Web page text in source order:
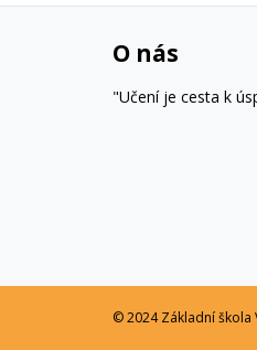
O nás
"Učení je cesta k
© 2024 Základní škola